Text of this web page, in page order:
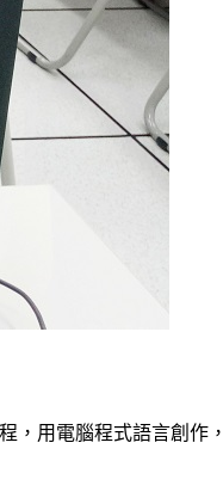
，用電腦程式語言創作